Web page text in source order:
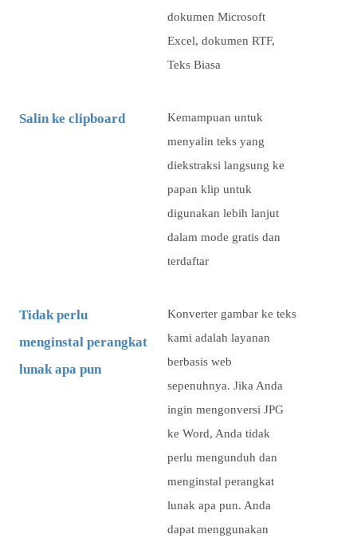
dokumen Microsoft
Excel, dokumen RTF,
Teks Biasa
Salin ke clipboard
Kemampuan untuk
menyalin teks yang
diekstraksi langsung ke
papan klip untuk
digunakan lebih lanjut
dalam mode gratis dan
terdaftar
Tidak perlu
menginstal perangkat
lunak apa pun
Konverter gambar ke teks
kami adalah layanan
berbasis web
sepenuhnya. Jika Anda
ingin mengonversi JPG
ke Word, Anda tidak
perlu mengunduh dan
menginstal perangkat
lunak apa pun. Anda
dapat menggunakan